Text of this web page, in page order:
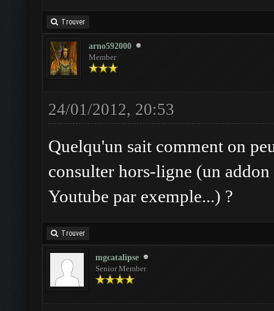
Trouver
arno592000
Member
24/01/2012, 20:53
Quelqu'un sait comment on
consulter hors-ligne (un
Youtube par exemple...) ?
Trouver
mgcatalipse
Senior Member